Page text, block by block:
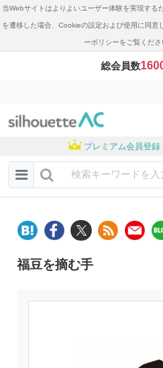
当Webサイトはよりよいユーザー体験を実現する
を遷移した場合、Cookieの設定および使用に同
ーポリシーをご覧くださ
総会員数
プレミアム会員登録
福豆を摘む手